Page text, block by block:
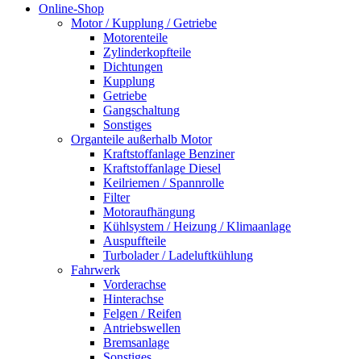
Online-Shop
Motor / Kupplung / Getriebe
Motorenteile
Zylinderkopfteile
Dichtungen
Kupplung
Getriebe
Gangschaltung
Sonstiges
Organteile außerhalb Motor
Kraftstoffanlage Benziner
Kraftstoffanlage Diesel
Keilriemen / Spannrolle
Filter
Motoraufhängung
Kühlsystem / Heizung / Klimaanlage
Auspuffteile
Turbolader / Ladeluftkühlung
Fahrwerk
Vorderachse
Hinterachse
Felgen / Reifen
Antriebswellen
Bremsanlage